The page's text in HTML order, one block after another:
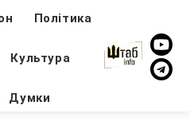
Політика
Культура
Думки